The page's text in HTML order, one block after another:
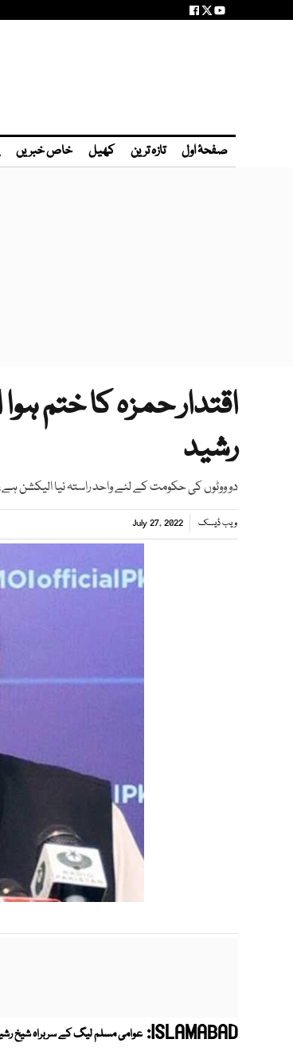
صفحۂ اول تازہ ترین کھیل خاص خبریں
اقتدار حمزہ کا ختم
رشید
دو ووٹوں کی حکومت کے لئے واحد راستہ نیا الیکشن
ویب ڈیسک July 27, 2022
ISLAMABAD: عوامی مسلم لیگ کے سربراہ شیخ